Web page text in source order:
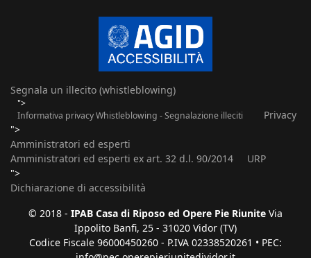
Segnala un illecito (whistleblowing)
">
Informativa privacy Whistleblowing - Segnalazione illeciti
Privacy
">
Amministratori ed esperti
Amministratori ed esperti ex art. 32 d.l. 90/2014
URP
">
Dichiarazione di accessibilità
© 2018 - IPAB Casa di Riposo ed Opere Pie Riunite Via
Ippolito Banfi, 25 - 31020 Vidor (TV)
Codice Fiscale 96000450260 - P.IVA 02338520261 • PEC: